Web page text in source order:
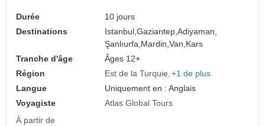
Durée
10 jours
Destinations
Istanbul,Gaziantep,Adiyaman,
Şanlıurfa, Mardin,Van, Kars
Tranche d'âge
Âges 12+
Région
Est de la Turquie +1 de plus
Langue
Uniquement en : Anglais
Voyagiste
Atlas Global Tours
À partir de